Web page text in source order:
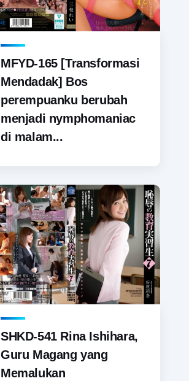
MFYD-165 [Transformasi
Mendadak] Bos
perempuanku berubah
menjadi nymphomaniac
di malam...
SHKD-541 Rina Ishihara,
Guru Magang yang
Memalukan